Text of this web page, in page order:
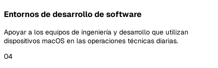
Entornos de desarrollo de software
Apoyar a los equipos de ingeniería y desarrollo que utilizan
dispositivos macOS en las operaciones técnicas diarias.
04